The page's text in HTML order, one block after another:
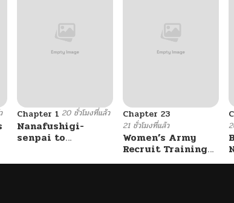
Chapter 1 20 ชั่วโมงที่แล้ว
Nanafushigi-
senpai to
Chapter 23
21 ชั่วโมงที่แล้ว
Women’s Army
Recruit Training
Center